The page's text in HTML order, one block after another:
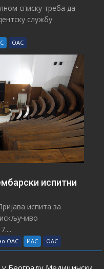
списку треба да
службу
ОАС
испитни
испита за
ОАС ИАС ОАС